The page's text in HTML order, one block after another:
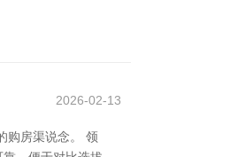
2026-02-13
购房渠说念。 领